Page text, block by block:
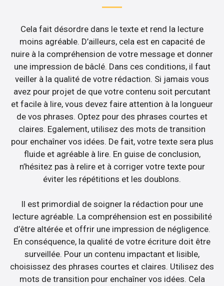
Cela fait désordre dans le texte et rend la lecture
moins agréable. D’ailleurs, cela est en capacité de
nuire à la compréhension de votre message et donner
une impression de bâclé. Dans ces conditions, il faut
veiller à la qualité de votre rédaction. Si jamais vous
avez pour projet de que votre contenu soit percutant
et facile à lire, vous devez faire attention à la longueur
de vos phrases. Optez pour des phrases courtes et
claires. Egalement, utilisez des mots de transition
pour enchaîner vos idées. De fait, votre texte sera plus
fluide et agréable à lire. En guise de conclusion,
n’hésitez pas à relire et à corriger votre texte pour
éviter les répétitions et les doublons.
Il est primordial de soigner la rédaction pour une
lecture agréable. La compréhension est en possibilité
d’être altérée et offrir une impression de négligence.
En conséquence, la qualité de votre écriture doit être
surveillée. Pour un contenu impactant et lisible,
choisissez des phrases courtes et claires. Utilisez des
mots de transition pour enchaîner vos idées. Cela